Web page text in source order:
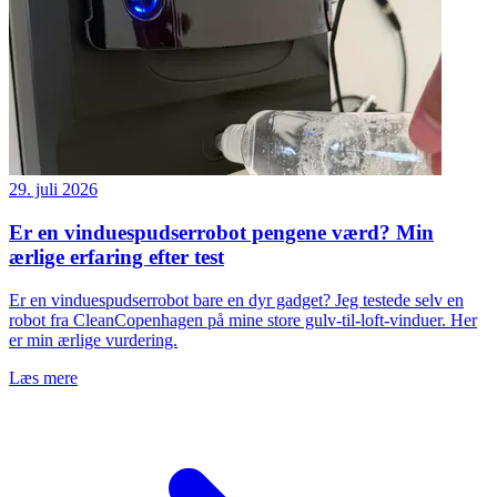
29. juli 2026
Er en vinduespudserrobot pengene værd? Min
ærlige erfaring efter test
Er en vinduespudserrobot bare en dyr gadget? Jeg testede selv en
robot fra CleanCopenhagen på mine store gulv-til-loft-vinduer. Her
er min ærlige vurdering.
Læs mere